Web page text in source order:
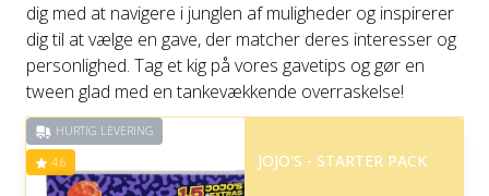
dig med at navigere i junglen af muligheder og inspirerer
dig til at vælge en gave, der matcher deres interesser og
personlighed. Tag et kig på vores gavetips og gør en
tween glad med en tankevækkende overraskelse!
HURTIG LEVERING
4.6 JOJO'S - STARTER PACK